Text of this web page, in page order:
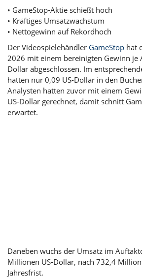
• GameStop-Aktie schießt hoch
• Kräftiges Umsatzwachstum
• Nettogewinn auf Rekordhoch
Der Videospielehändler GameStop hat
2026 mit einem bereinigten Gewinn je
Dollar abgeschlossen. Im
hatten nur 0,09 US-Dollar in den
Analysten hatten zuvor mit einem
US-Dollar gerechnet, damit schnitt
erwartet.
Daneben wuchs der Umsatz im
Millionen US-Dollar, nach 732,4
Jahresfrist.